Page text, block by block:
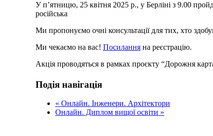
У п’ятницю, 25 квітня 2025 р., у Берліні з 9.00
російська
Ми пропонуємо очні консультації для тих, хто
Ми чекаємо на вас! Посилання на реєстрацію.
Акція проводяться в рамках проєкту “Дорожня
Facebook
X
Bluesky
Reddit
LinkedIn
WhatsApp
Telegram
Tumblr
Xing
Email
Copy
Link
Подія навігація
« Онлайн. Інженери. Архітектори
Онлайн. Диплом вищої освіти »